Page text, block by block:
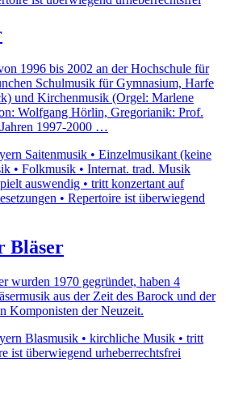
1996 bis 2002 an der Hochschule für
Schulmusik für Gymnasium, Harfe
und Kirchenmusik (Orgel: Marlene
Wolfgang Hörlin, Gregorianik: Prof.
1997-2000 …
Saitenmusik • Einzelmusikant (keine
• Folkmusik • Internat. trad. Musik
auswendig • tritt konzertant auf
• Repertoire ist überwiegend
Bläser
wurden 1970 gegründet, haben 4
aus der Zeit des Barock und der
Komponisten der Neuzeit.
Blasmusik • kirchliche Musik • tritt
ist überwiegend urheberrechtsfrei